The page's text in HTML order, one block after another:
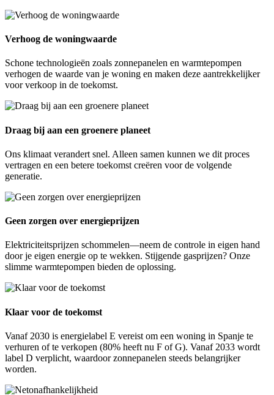
Verhoog de woningwaarde
Schone technologieën zoals zonnepanelen en warmtepompen
verhogen de waarde van je woning en maken deze aantrekkelijker
voor verkoop in de toekomst.
Draag bij aan een groenere planeet
Ons klimaat verandert snel. Alleen samen kunnen we dit proces
vertragen en een betere toekomst creëren voor de volgende
generatie.
Geen zorgen over energieprijzen
Elektriciteitsprijzen schommelen—neem de controle in eigen hand
door je eigen energie op te wekken. Stijgende gasprijzen? Onze
slimme warmtepompen bieden de oplossing.
Klaar voor de toekomst
Vanaf 2030 is energielabel E vereist om een woning in Spanje te
verhuren of te verkopen (80% heeft nu F of G). Vanaf 2033 wordt
label D verplicht, waardoor zonnepanelen steeds belangrijker
worden.